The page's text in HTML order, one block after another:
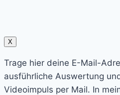
X
Trage hier deine E-Mail-
ausführliche Auswertung
Videoimpuls per Mail. In